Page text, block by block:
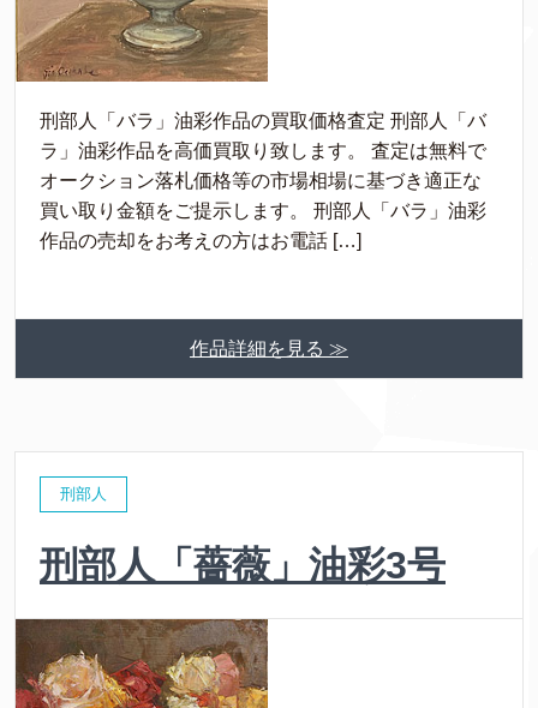
刑部人「バラ」油彩作品の買取価格査定 刑部人「バ
ラ」油彩作品を高価買取り致します。 査定は無料で
オークション落札価格等の市場相場に基づき適正な
買い取り金額をご提示します。 刑部人「バラ」油彩
作品の売却をお考えの方はお電話 […]
作品詳細を見る ≫
刑部人
刑部人「薔薇」油彩3号